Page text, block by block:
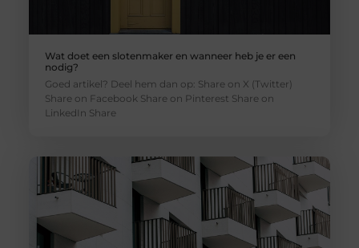
Wat doet een slotenmaker en wanneer heb je er een
nodig?
Goed artikel? Deel hem dan op: Share on X (Twitter)
Share on Facebook Share on Pinterest Share on
LinkedIn Share